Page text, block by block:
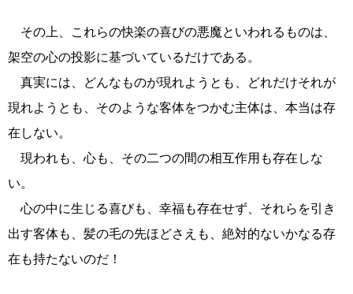
その上、これらの快楽の喜びの悪魔といわれるものは、
架空の心の投影に基づいているだけである。
真実には、どんなものが現れようとも、どれだけそれが
現れようとも、そのような客体をつかむ主体は、本当は存
在しない。
現われも、心も、その二つの間の相互作用も存在しな
い。
心の中に生じる喜びも、幸福も存在せず、それらを引き
出す客体も、髪の毛の先ほどさえも、絶対的ないかなる存
在も持たないのだ！